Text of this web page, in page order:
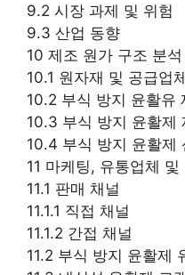
9.2 시장 과제 및 위험
9.3 산업 동향
10 제조 원가 구조 분석
10.1 원자재 및 공급업
10.2 부식 방지 윤활유
10.3 부식 방지 윤활제
10.4 부식 방지 윤활제
11 마케팅, 유통업체 및
11.1 판매 채널
11.1.1 직접 채널
11.1.2 간접 채널
11.2 부식 방지 윤활제